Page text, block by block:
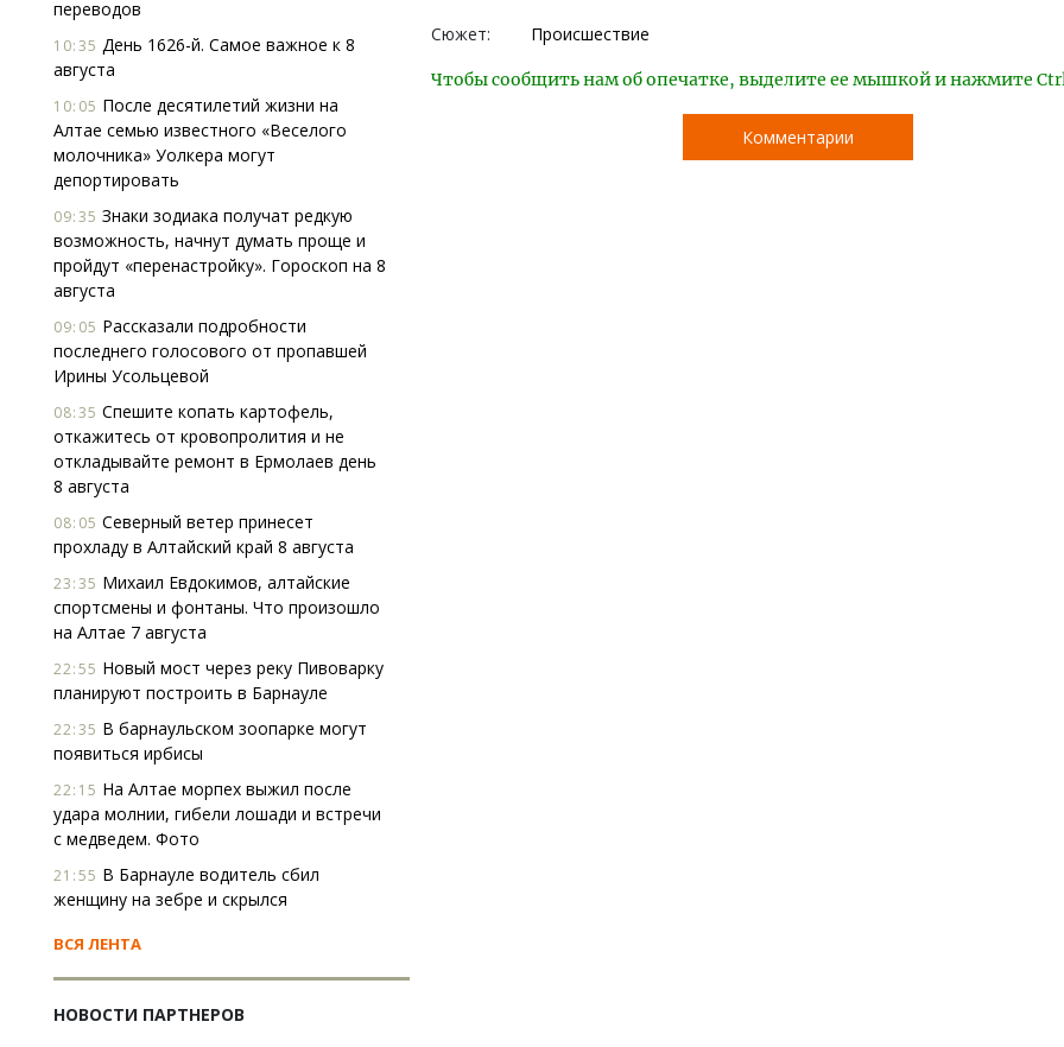
переводов
10:35 День 1626-й. Самое важное к 8
августа
10:05 После десятилетий жизни на
Алтае семью известного «Веселого
молочника» Уолкера могут
депортировать
09:35 Знаки зодиака получат редкую
возможность, начнут думать проще и
пройдут «перенастройку». Гороскоп на 8
августа
09:05 Рассказали подробности
последнего голосового от пропавшей
Ирины Усольцевой
08:35 Спешите копать картофель,
откажитесь от кровопролития и не
откладывайте ремонт в Ермолаев день
8 августа
08:05 Северный ветер принесет
прохладу в Алтайский край 8 августа
23:35 Михаил Евдокимов, алтайские
спортсмены и фонтаны. Что произошло
на Алтае 7 августа
22:55 Новый мост через реку Пивоварку
планируют построить в Барнауле
22:35 В барнаульском зоопарке могут
появиться ирбисы
22:15 На Алтае морпех выжил после
удара молнии, гибели лошади и встречи
с медведем. Фото
21:55 В Барнауле водитель сбил
женщину на зебре и скрылся
ВСЯ ЛЕНТА
НОВОСТИ ПАРТНЕРОВ
Сюжет: Происшествие
Чтобы сообщить нам об опечатке, выделите ее мышкой и нажмите
Комментарии